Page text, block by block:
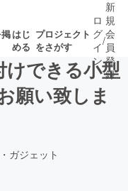
はじ
める
プロジェクト
をさがす
ロ
グ
イ
ン
/
新
規
会
員
登
録
けできる小型
願い致しま
ガジェット